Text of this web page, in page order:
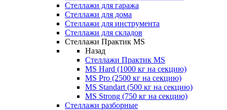
Стеллажи для гаража
Стеллажи для дома
Стеллажи для инструмента
Стеллажи для складов
Стеллажи Практик MS
Назад
Стеллажи Практик MS
MS Hard (1000 кг на секцию)
MS Pro (2500 кг на секцию)
MS Standart (500 кг на секцию)
MS Strong (750 кг на секцию)
Стеллажи разборные